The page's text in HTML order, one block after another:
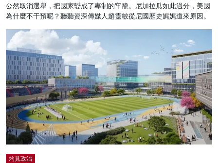
公然取消選舉，把國家變成了專制的牢籠。尼加拉瓜如此過分，美國
為什麼不干預呢？聽聽資深傳媒人趙靈敏從尼國歷史娓娓道來原因。
灼見政治